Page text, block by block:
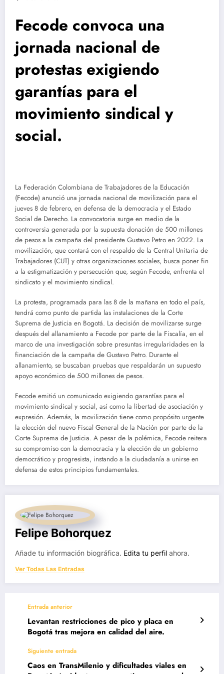
Fecode convoca una
jornada nacional de
protestas exigiendo
garantías para el
movimiento sindical y
social.
La Federación Colombiana de Trabajadores de la Educación
(Fecode) anunció una jornada nacional de movilización para el
jueves 8 de febrero, en defensa de la democracia y el Estado
Social de Derecho. La convocatoria surge en medio de la
controversia generada por la supuesta donación de 500 millones
de pesos a la campaña del presidente Gustavo Petro en 2022. La
movilización, que contará con el respaldo de la Central Unitaria de
Trabajadores (CUT) y otras organizaciones sociales, busca poner fin
a la estigmatización y persecución que, según Fecode, enfrenta el
sindicato y el movimiento sindical.
La protesta, programada para las 8 de la mañana en todo el país,
tendrá como punto de partida las instalaciones de la Corte
Suprema de Justicia en Bogotá. La decisión de movilizarse surge
después del allanamiento a Fecode por parte de la Fiscalía, en el
marco de una investigación sobre presuntas irregularidades en la
financiación de la campaña de Gustavo Petro. Durante el
allanamiento, se buscaban pruebas que respaldarán un supuesto
apoyo económico de 500 millones de pesos.
Fecode emitió un comunicado exigiendo garantías para el
movimiento sindical y social, así como la libertad de asociación y
expresión. Además, la movilización tiene como propósito urgente
la elección del nuevo Fiscal General de la Nación por parte de la
Corte Suprema de Justicia. A pesar de la polémica, Fecode reitera
su compromiso con la democracia y la elección de un gobierno
democrático y progresista, instando a la ciudadanía a unirse en
defensa de estos principios fundamentales.
Felipe Bohorquez
Añade tu información biográfica. Edita tu perfil ahora.
Ver Todas Las Entradas
Entrada anterior
Levantan restricciones de pico y placa en
Bogotá tras mejora en calidad del aire.
Siguiente entrada
Caos en TransMilenio y dificultades viales en